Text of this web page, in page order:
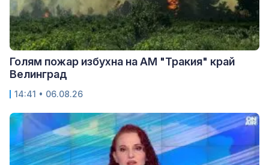
Голям пожар избухна на АМ "Тракия" край
Велинград
14:41 • 06.08.26